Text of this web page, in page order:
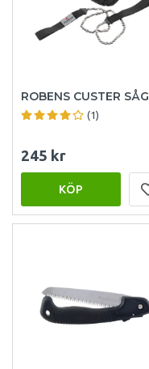
ROBENS CUSTER SÅG
(1)
245 kr
KÖP